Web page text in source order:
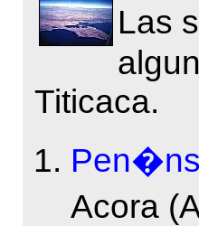
Las
Titicaca.
Acora